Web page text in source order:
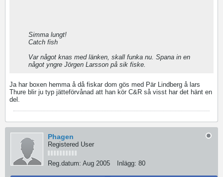
Simma lungt!
Catch fish
Var något knas med länken, skall funka nu. Spana in en
något yngre Jörgen Larsson på sik fiske.
Ja har boxen hemma å då fiskar dom gös med Pär Lindberg å lars
Thure blir ju typ jätteförvånad att han kör C&R så visst har det hänt en
del.
Phagen
Registered User
Reg.datum: Aug 2005 Inlägg: 80